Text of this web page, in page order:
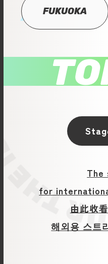
FUKUOKA
The
for
由此收
해외용 스트